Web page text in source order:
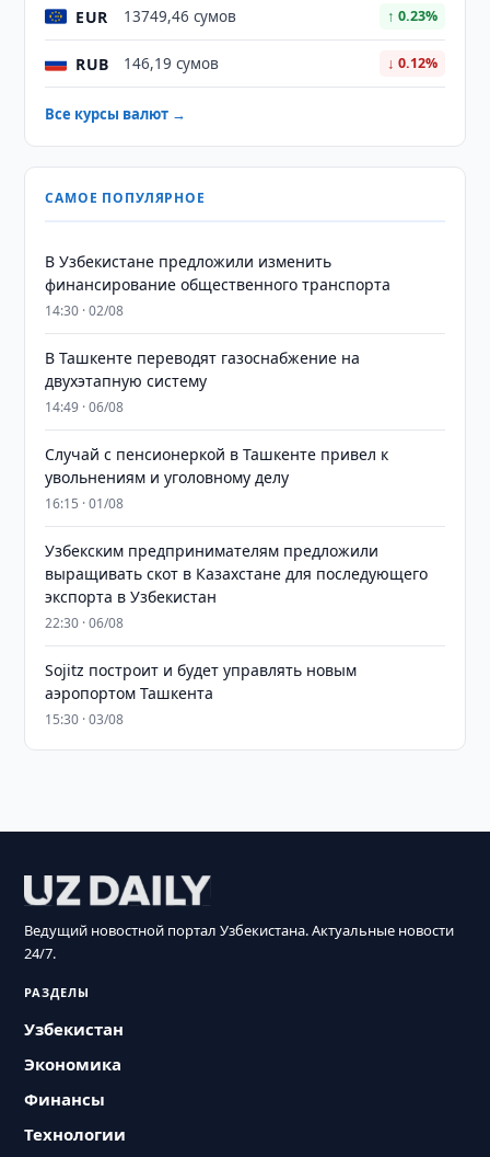
EUR 13749,46 сумов ↑ 0.23%
RUB 146,19 сумов ↓ 0.12%
Все курсы валют →
САМОЕ ПОПУЛЯРНОЕ
В Узбекистане предложили изменить
финансирование общественного транспорта
14:30 · 02/08
В Ташкенте переводят газоснабжение на
двухэтапную систему
14:49 · 06/08
Случай с пенсионеркой в Ташкенте привел к
увольнениям и уголовному делу
16:15 · 01/08
Узбекским предпринимателям предложили
выращивать скот в Казахстане для последующего
экспорта в Узбекистан
22:30 · 06/08
Sojitz построит и будет управлять новым
аэропортом Ташкента
15:30 · 03/08
Ведущий новостной портал Узбекистана. Актуальные новости
24/7.
РАЗДЕЛЫ
Узбекистан
Экономика
Финансы
Технологии